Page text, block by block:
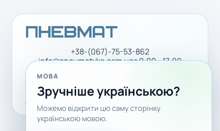
+38-(067)-75-53-862
info@pneumatyka.com.uaз 9:00 - 17:00
Facebook YouTube
Доставка і оплата Політика конфіденційності
МОВА
Зручніше українською?
Можемо відкрити цю саму сторінку
українською мовою.